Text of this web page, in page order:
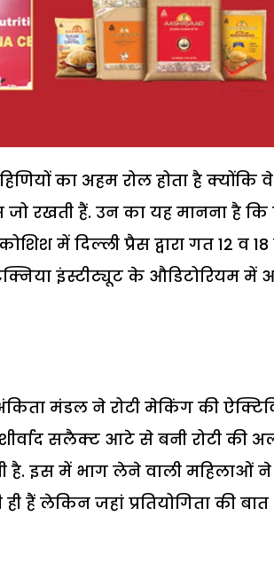
का अहम रोल होता है क्योंकि
जो रखती हैं. उन का यह मानना है
में दिल्ली प्रैस द्वारा गत 12 व
इंस्टीट्यूट के औडिटोरियम में
मंडल ने रोटी मेकिंग की
सलैक्ट आटे से बनी रोटी की
है. इस में भाग लेने वाली महिलाओं
ही हैं लेकिन जहां प्रतियोगिता की